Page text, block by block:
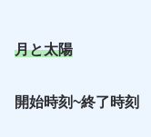
月と太陽
開始時刻~終了時刻